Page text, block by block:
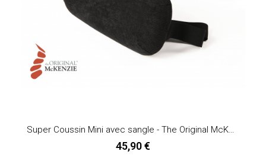
Super Coussin Mini avec sangle - The Original McKenzie®
45,90 €